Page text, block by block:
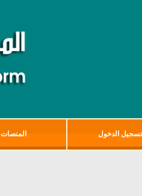
تسجيل الدخول المنصات